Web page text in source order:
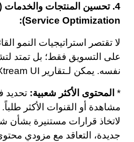
Service Optimization):
لا تقتصر استراتيجيات النمو
على التسويق فقط؛ بل تمتد
نفسه. يمكن لـتقارير Xtream UI أن تكشف عن:
* المحتوى الأكثر شعبية: تحديد
مشاهدة أو القنوات الأكثر
لاتخاذ قرارات مستنيرة
جديدة، التعاقد مع مزودي